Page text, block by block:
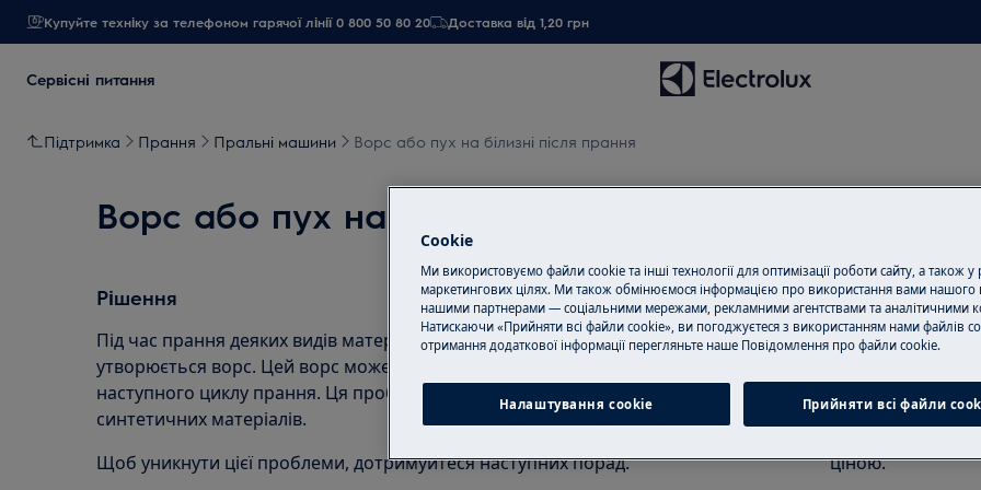
Купуйте техніку за телефоном гарячої лінії 0 800 50 80 20 Доставка від 1,20 грн
Сервісні питання
Підтримка Прання Пральні машини Ворс або пух на білизні після прання
Ворс або пух на білизні після прання
Рішення
Під час прання деяких видів матеріалів, таких як одяг з вовни або футболки,
утворюється ворс. Цей ворс може прилипати до білизни під час поточного або
наступного циклу прання. Ця проблема ще більш помітна при пранні
синтетичних матеріалів.
Щоб уникнути цієї проблеми, дотримуйтеся наступних порад.
Замовити
Пропонуємо
нашими
обладнання і
всі необхідні
ціною.
Cookie
Ми використовуємо файли cookie та інші технології для оптимізації роботи сайту, а також у
маркетингових цілях. Ми також обмінюємося інформацією про використання вами нашого
нашими партнерами — соціальними мережами, рекламними агентствами та аналітичними
Натискаючи «Прийняти всі файли cookie», ви погоджуєтеся з використанням нами файлів
отримання додаткової інформації перегляньте наше Пoвідомлення прo файли cookie.
Налаштування cookie Прийняти всі файли